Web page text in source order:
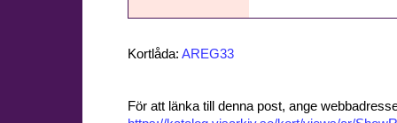
Kortlåda: AREG33
För att länka till denna post, ange